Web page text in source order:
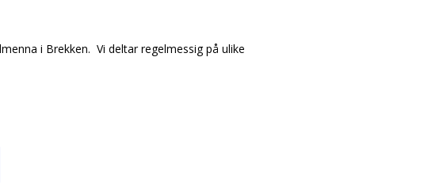
i Brekken. Vi deltar regelmessig på ulike